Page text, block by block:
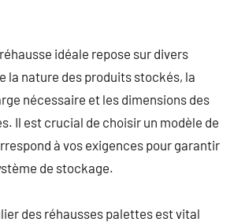
idéale repose sur divers
la nature des produits stockés, la
nécessaire et les dimensions des
Il est crucial de choisir un modèle de
à vos exigences pour garantir
de stockage.
des réhausses palettes est vital